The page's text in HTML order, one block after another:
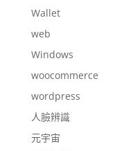
Wallet
web
Windows
woocommerce
wordpress
人臉辨識
元宇宙